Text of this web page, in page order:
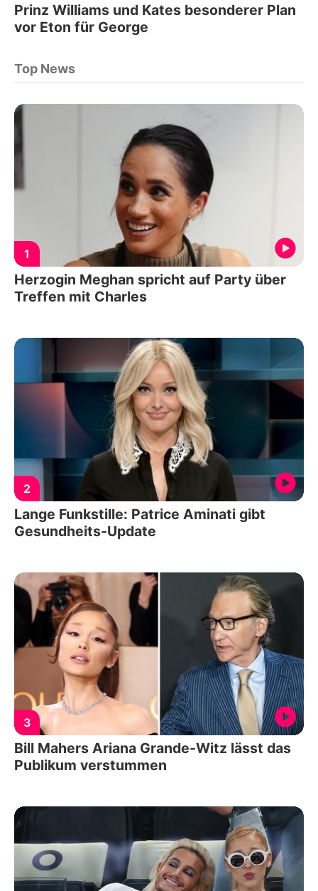
Prinz Williams und Kates besonderer Plan
vor Eton für George
Top News
1
Herzogin Meghan spricht auf Party über
Treffen mit Charles
2
Lange Funkstille: Patrice Aminati gibt
Gesundheits-Update
3
Bill Mahers Ariana Grande-Witz lässt das
Publikum verstummen